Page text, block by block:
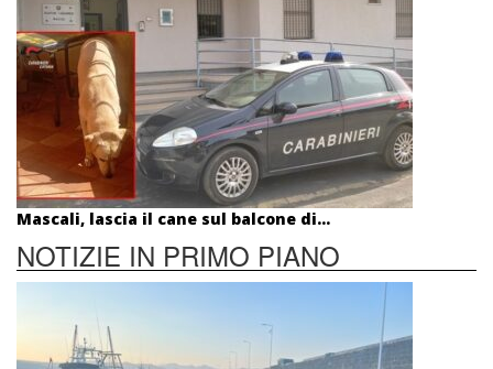
Mascali, lascia il cane sul balcone di...
NOTIZIE IN PRIMO PIANO